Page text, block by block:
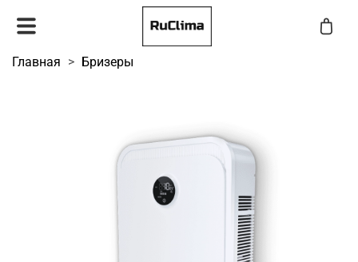
Главная Бризеры